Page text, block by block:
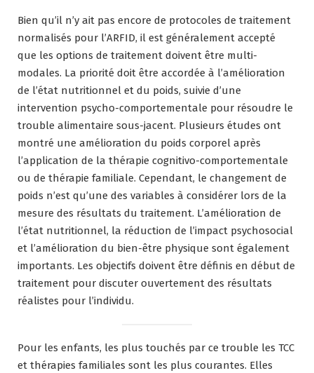
Bien qu’il n’y ait pas encore de protocoles de traitement
normalisés pour l’ARFID, il est généralement accepté
que les options de traitement doivent être multi-
modales. La priorité doit être accordée à l’amélioration
de l’état nutritionnel et du poids, suivie d’une
intervention psycho-comportementale pour résoudre le
trouble alimentaire sous-jacent. Plusieurs études ont
montré une amélioration du poids corporel après
l’application de la thérapie cognitivo-comportementale
ou de thérapie familiale. Cependant, le changement de
poids n’est qu’une des variables à considérer lors de la
mesure des résultats du traitement. L’amélioration de
l’état nutritionnel, la réduction de l’impact psychosocial
et l’amélioration du bien-être physique sont également
importants. Les objectifs doivent être définis en début de
traitement pour discuter ouvertement des résultats
réalistes pour l’individu.
Pour les enfants, les plus touchés par ce trouble les TCC
et thérapies familiales sont les plus courantes. Elles